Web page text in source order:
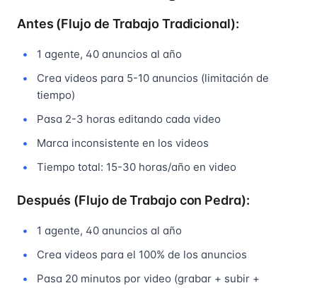
Antes (Flujo de Trabajo Tradicional):
1 agente, 40 anuncios al año
Crea videos para 5-10 anuncios (limitación de
tiempo)
Pasa 2-3 horas editando cada video
Marca inconsistente en los videos
Tiempo total: 15-30 horas/año en video
Después (Flujo de Trabajo con Pedra):
1 agente, 40 anuncios al año
Crea videos para el 100% de los anuncios
Pasa 20 minutos por video (grabar + subir +